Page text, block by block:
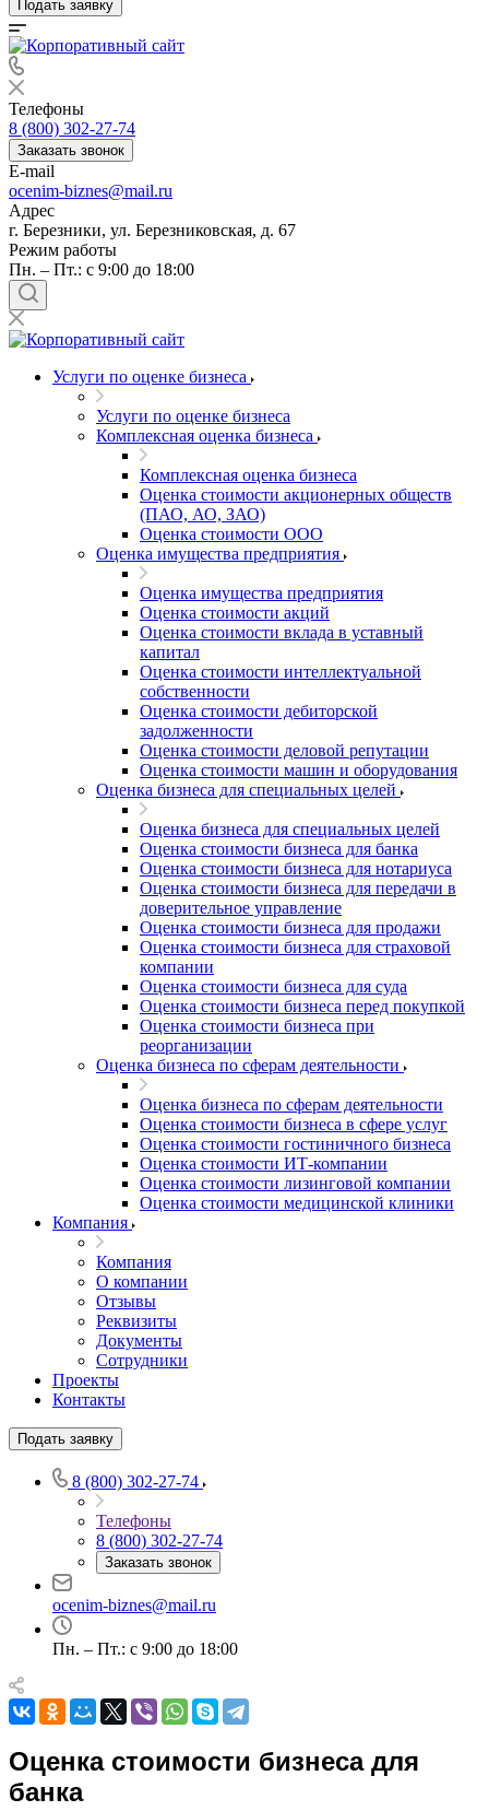
Подать заявку
Телефоны
8 (800) 302-27-74
Заказать звонок
E-mail
ocenim-biznes@mail.ru
Адрес
г. Березники, ул. Березниковская, д. 67
Режим работы
Пн. – Пт.: с 9:00 до 18:00
Услуги по оценке бизнеса
Услуги по оценке бизнеса
Комплексная оценка бизнеса
Комплексная оценка бизнеса
Оценка стоимости акционерных обществ
(ПАО, АО, ЗАО)
Оценка стоимости ООО
Оценка имущества предприятия
Оценка имущества предприятия
Оценка стоимости акций
Оценка стоимости вклада в уставный
капитал
Оценка стоимости интеллектуальной
собственности
Оценка стоимости дебиторской
задолженности
Оценка стоимости деловой репутации
Оценка стоимости машин и оборудования
Оценка бизнеса для специальных целей
Оценка бизнеса для специальных целей
Оценка стоимости бизнеса для банка
Оценка стоимости бизнеса для нотариуса
Оценка стоимости бизнеса для передачи в
доверительное управление
Оценка стоимости бизнеса для продажи
Оценка стоимости бизнеса для страховой
компании
Оценка стоимости бизнеса для суда
Оценка стоимости бизнеса перед покупкой
Оценка стоимости бизнеса при
реорганизации
Оценка бизнеса по сферам деятельности
Оценка бизнеса по сферам деятельности
Оценка стоимости бизнеса в сфере услуг
Оценка стоимости гостиничного бизнеса
Оценка стоимости ИТ-компании
Оценка стоимости лизинговой компании
Оценка стоимости медицинской клиники
Компания
Компания
О компании
Отзывы
Реквизиты
Документы
Сотрудники
Проекты
Контакты
Подать заявку
8 (800) 302-27-74
Телефоны
8 (800) 302-27-74
Заказать звонок
ocenim-biznes@mail.ru
Пн. – Пт.: с 9:00 до 18:00
Оценка стоимости бизнеса для
банка
Выберите ваш город
Например:Березники
Абдулино
Абинск
Азов
Аксай
Альметьевск
Анжеро-Судженск
Апатиты
Апрелевка
Арамиль
Арзамас
Архангельск
Асбест
Асино
Астрахань
Ахтубинск